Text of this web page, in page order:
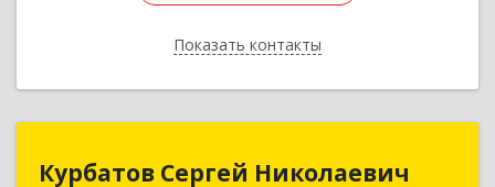
Показать контакты
Назад
Курбатов Сергей Николаевич
Курбатов Сергей Николаевич